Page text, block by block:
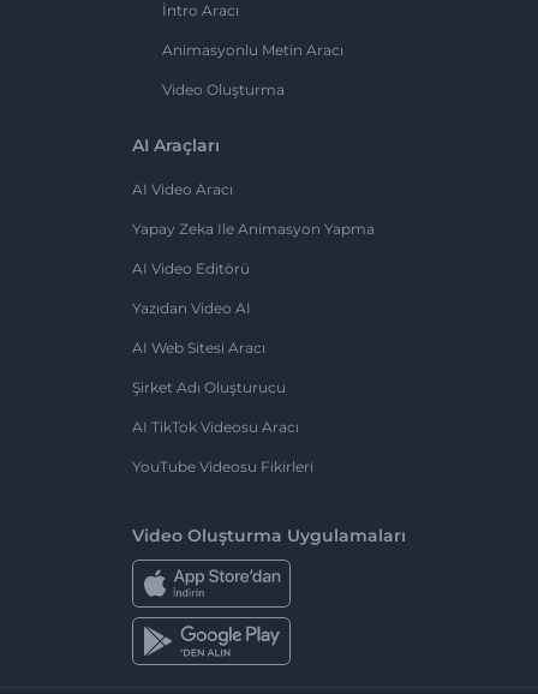
İntro Aracı
Animasyonlu Metin Aracı
Video Oluşturma
AI Araçları
AI Video Aracı
Yapay Zeka Ile Animasyon Yapma
AI Video Editörü
Yazıdan Video AI
AI Web Sitesi Aracı
Şirket Adı Oluşturucu
AI TikTok Videosu Aracı
YouTube Videosu Fikirleri
Video Oluşturma Uygulamaları